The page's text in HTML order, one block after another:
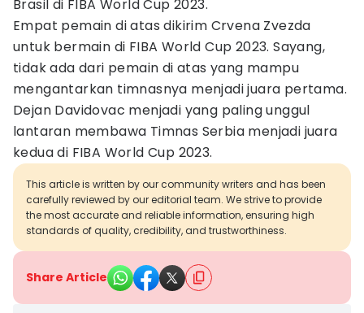
Brasil di FIBA World Cup 2023.
Empat pemain di atas dikirim Crvena Zvezda
untuk bermain di FIBA World Cup 2023. Sayang,
tidak ada dari pemain di atas yang mampu
mengantarkan timnasnya menjadi juara pertama.
Dejan Davidovac menjadi yang paling unggul
lantaran membawa Timnas Serbia menjadi juara
kedua di FIBA World Cup 2023.
This article is written by our community writers and has been
carefully reviewed by our editorial team. We strive to provide
the most accurate and reliable information, ensuring high
standards of quality, credibility, and trustworthiness.
Share Article